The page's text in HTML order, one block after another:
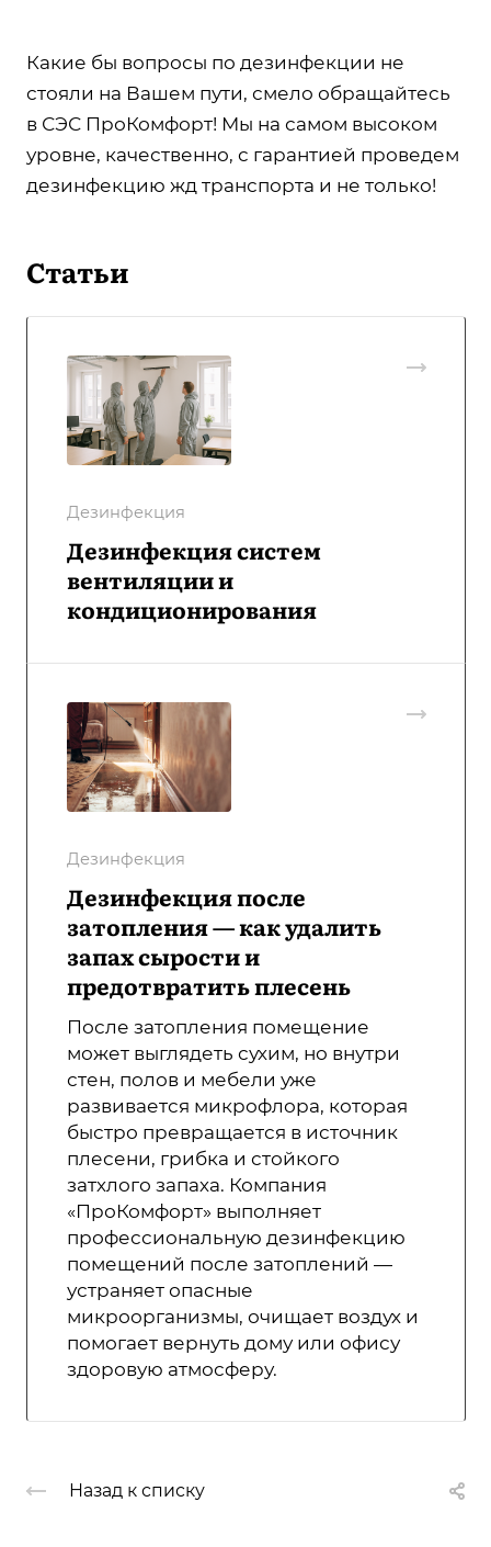
Какие бы вопросы по дезинфекции не
стояли на Вашем пути, смело обращайтесь
в СЭС ПроКомфорт! Мы на самом высоком
уровне, качественно, с гарантией проведем
дезинфекцию жд транспорта и не только!
Статьи
Дезинфекция
Дезинфекция систем
вентиляции и
кондиционирования
Дезинфекция
Дезинфекция после
затопления — как удалить
запах сырости и
предотвратить плесень
После затопления помещение
может выглядеть сухим, но внутри
стен, полов и мебели уже
развивается микрофлора, которая
быстро превращается в источник
плесени, грибка и стойкого
затхлого запаха. Компания
«ПроКомфорт» выполняет
профессиональную дезинфекцию
помещений после затоплений —
устраняет опасные
микроорганизмы, очищает воздух и
помогает вернуть дому или офису
здоровую атмосферу.
Назад к списку